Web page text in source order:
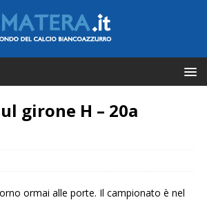
girone H – 20a
ormai alle porte. Il campionato è nel